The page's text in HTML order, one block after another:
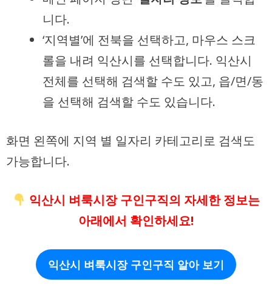
니다.
‘지역별’에 전북을 선택하고, 마우스 스크
롤을 내려 익산시를 선택합니다. 익산시
전체를 선택해 검색할 수도 있고, 읍/면/동
을 선택해 검색할 수도 있습니다.
화면 왼쪽에 지역 별 일자리 카테고리로 검색도
가능합니다.
익산시 벼룩시장 구인구직의 자세한 정보는
아래에서 확인하세요!
익산시 벼룩시장 구인구직 알아 보기